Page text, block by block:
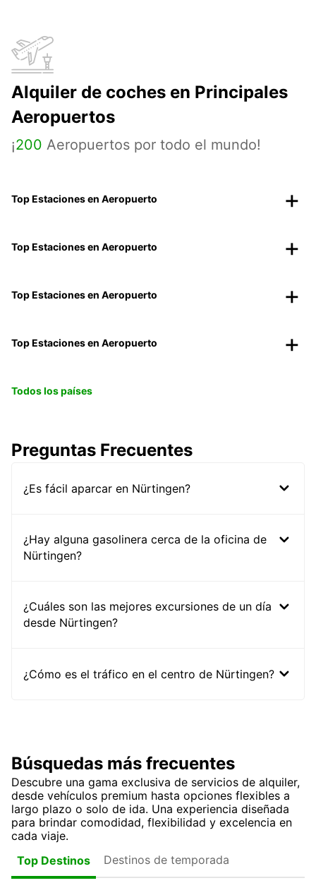
Alquiler de coches en Principales
Aeropuertos
¡200 Aeropuertos por todo el mundo!
Top Estaciones en Aeropuerto
Top Estaciones en Aeropuerto
Top Estaciones en Aeropuerto
Top Estaciones en Aeropuerto
Todos los países
Preguntas Frecuentes
¿Es fácil aparcar en Nürtingen?
¿Hay alguna gasolinera cerca de la oficina de
Nürtingen?
¿Cuáles son las mejores excursiones de un día
desde Nürtingen?
¿Cómo es el tráfico en el centro de Nürtingen?
Búsquedas más frecuentes
Descubre una gama exclusiva de servicios de alquiler,
desde vehículos premium hasta opciones flexibles a
largo plazo o solo de ida. Una experiencia diseñada
para brindar comodidad, flexibilidad y excelencia en
cada viaje.
Top Destinos
Destinos de temporada